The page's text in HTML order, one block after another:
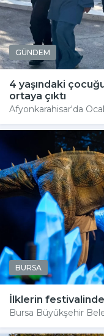
GÜNDEM
4 yaşındaki
ortaya çıktı
Afyonkarahisar'da
BURSA
İlklerin
Bursa Büyükşehir